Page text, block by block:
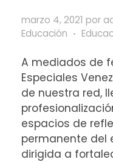
marzo 4, 2021 por
Educación
A mediados de
Especiales
de nuestra red,
espacios de
permanente del
dirigida a